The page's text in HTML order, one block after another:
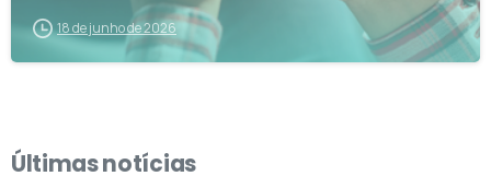
18 de junho de 2026
Últimas notícias